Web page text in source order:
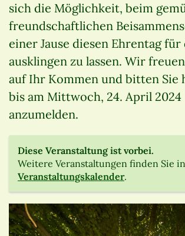
sich die Möglichkeit, beim
freundschaftlichen
einer Jause diesen Ehrentag für
ausklingen zu lassen. Wir
auf Ihr Kommen und bitten Sie
bis am Mittwoch, 24. April 2024
anzumelden.
Diese Veranstaltung ist vorbei.
Weitere Veranstaltungen finden Sie
Veranstaltungskalender.